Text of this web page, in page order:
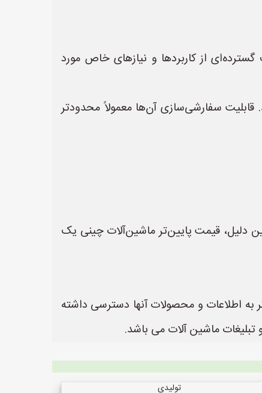
از کاربردها و نیازهای خاص مورد
سفارشی‌سازی آن‌ها معمولاً محدودتر
دلیل، قیمت پایین‌تر ماشین‌آلات چینی یک
به اطلاعات و محصولات آنها دسترسی داشته
تولیدی